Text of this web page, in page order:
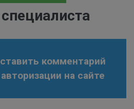
комментарий
на сайте